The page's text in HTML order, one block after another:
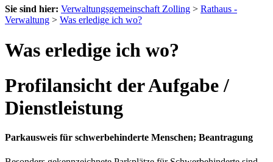
Sie sind hier: Verwaltungsgemeinschaft Zolling > Rathaus -
Verwaltung > Was erledige ich wo?
Was erledige ich wo?
Profilansicht der Aufgabe /
Dienstleistung
Parkausweis für schwerbehinderte Menschen; Beantragung